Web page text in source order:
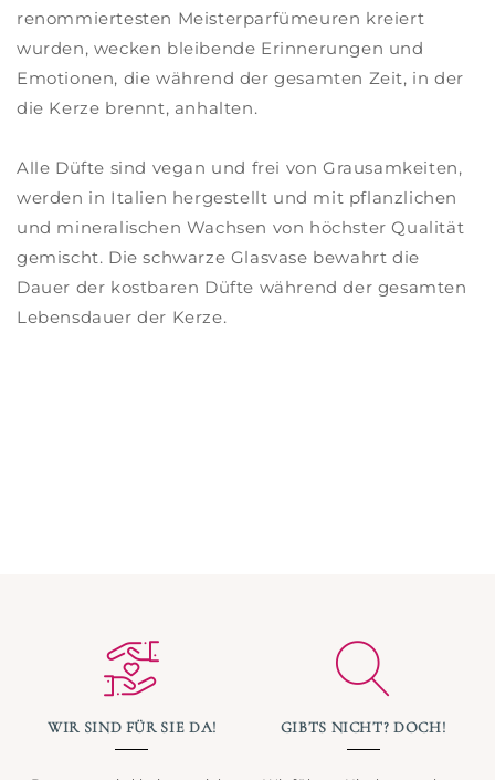
renommiertesten Meisterparfümeuren kreiert
wurden, wecken bleibende Erinnerungen und
Emotionen, die während der gesamten Zeit, in der
die Kerze brennt, anhalten.
Alle Düfte sind vegan und frei von Grausamkeiten,
werden in Italien hergestellt und mit pflanzlichen
und mineralischen Wachsen von höchster Qualität
gemischt. Die schwarze Glasvase bewahrt die
Dauer der kostbaren Düfte während der gesamten
Lebensdauer der Kerze.
WIR SIND FÜR SIE DA! GIBTS NICHT? DOCH!